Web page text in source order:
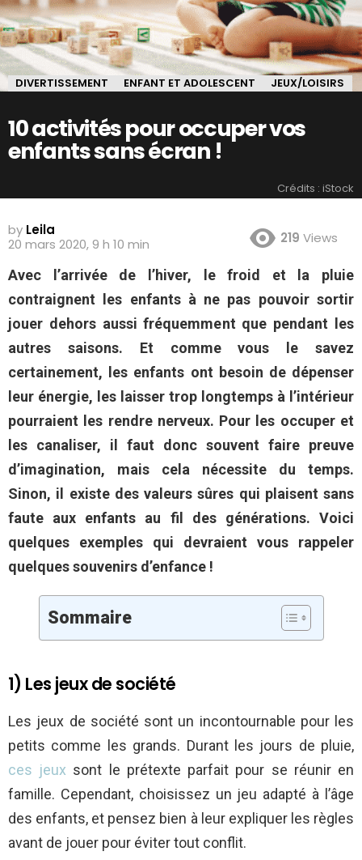
DIVERTISSEMENT ENFANT ET ADOLESCENT JEUX/LOISIRS
10 activités pour occuper vos
enfants sans écran !
Crédits : iStock
by Leila
20 mars 2020, 9 h 10 min
219 Views
Avec l’arrivée de l’hiver, le froid et la pluie
contraignent les enfants à ne pas pouvoir sortir
jouer dehors aussi fréquemment que pendant les
autres saisons. Et comme vous le savez
certainement, les enfants ont besoin de dépenser
leur énergie, les laisser trop longtemps à l’intérieur
pourraient les rendre nerveux. Pour les occuper et
les canaliser, il faut donc souvent faire preuve
d’imagination, mais cela nécessite du temps.
Sinon, il existe des valeurs sûres qui plaisent sans
faute aux enfants au fil des générations. Voici
quelques exemples qui devraient vous rappeler
quelques souvenirs d’enfance !
Sommaire
1) Les jeux de société
Les jeux de société sont un incontournable pour les
petits comme les grands. Durant les jours de pluie,
ces jeux sont le prétexte parfait pour se réunir en
famille. Cependant, choisissez un jeu adapté à l’âge
des enfants, et pensez bien à leur expliquer les règles
avant de jouer pour éviter tout conflit.